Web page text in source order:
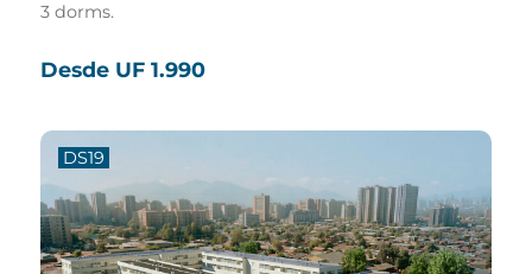
3 dorms.
Desde UF 1.990
DS19